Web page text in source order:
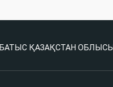
БАТЫС ҚАЗАҚСТАН ОБЛЫСЫ